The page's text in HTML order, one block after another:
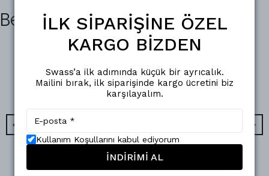
Benzer Ürünler
Swass Swass
İLK SİPARİŞİNE ÖZEL
KARGO BİZDEN
Swass’a ilk adımında küçük bir ayrıcalık.
Mailini bırak, ilk siparişinde kargo ücretini biz
karşılayalım.
Kullanım Koşullarını kabul ediyorum
İNDİRİMİ AL